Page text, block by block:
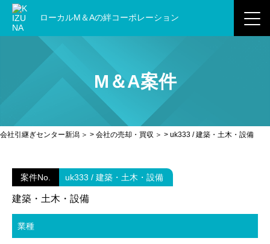
ローカルM＆Aの絆コーポレーション
M＆A案件
会社引継ぎセンター新潟 > 会社の売却・買収 > uk333 / 建築・土木・設備
案件No. uk333 / 建築・土木・設備
建築・土木・設備
業種